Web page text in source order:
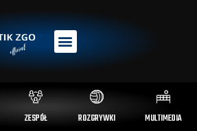
ZESPÓŁ ROZGRYWKI MULTIMEDIA